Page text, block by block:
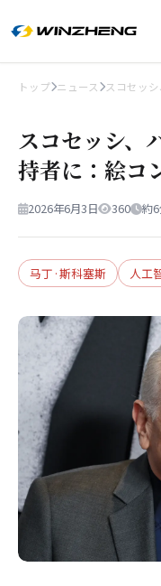
トップ ニュース スコセッ
スコセッシ、
持者に：絵コ
2026年6月3日 360 約
马丁·斯科塞斯 人工